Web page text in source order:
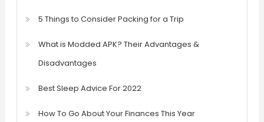
5 Things to Consider Packing for a Trip
What is Modded APK? Their Advantages &
Disadvantages
Best Sleep Advice For 2022
How To Go About Your Finances This Year